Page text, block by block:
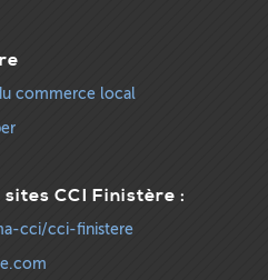
commerce local
CCI Finistère :
cci/cci-finistere